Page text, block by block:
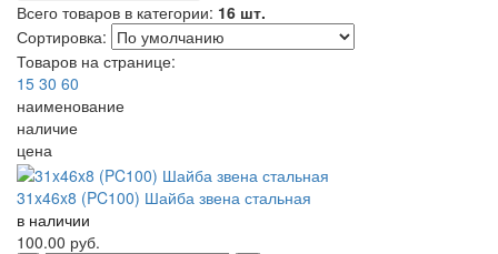
Всего товаров в категории: 16 шт.
Сортировка:
Товаров на странице:
15 30 60
наименование
наличие
цена
31x46x8 (PC100) Шайба звена стальная
в наличии
100.00 руб.